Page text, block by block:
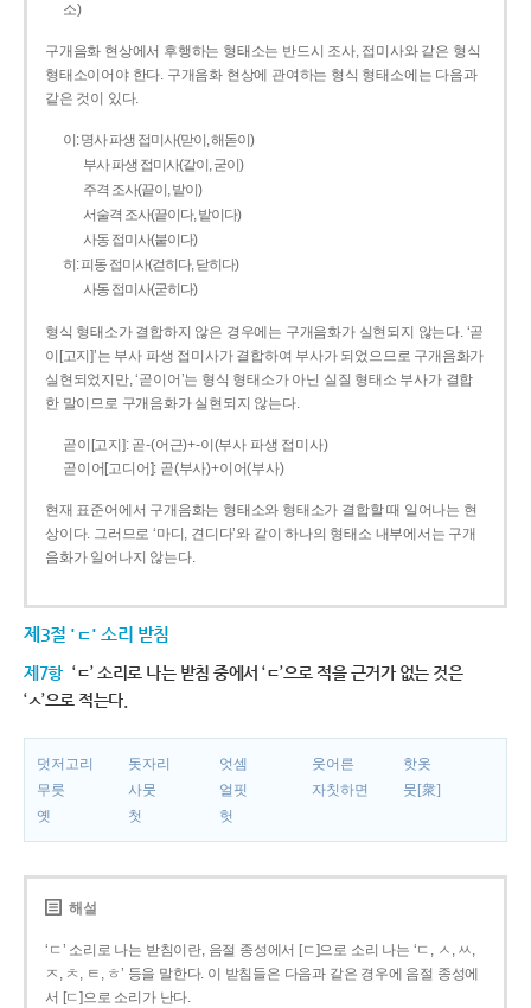
소)
구개음화 현상에서 후행하는 형태소는 반드시 조사, 접미사와 같은 형식
형태소이어야 한다. 구개음화 현상에 관여하는 형식 형태소에는 다음과
같은 것이 있다.
이: 명사 파생 접미사(맏이, 해돋이)
부사 파생 접미사(같이, 굳이)
주격 조사(끝이, 밭이)
서술격 조사(끝이다, 밭이다)
사동 접미사(붙이다)
히: 피동 접미사(걷히다, 닫히다)
사동 접미사(굳히다)
형식 형태소가 결합하지 않은 경우에는 구개음화가 실현되지 않는다. ‘곧
이[고지]’는 부사 파생 접미사가 결합하여 부사가 되었으므로 구개음화가
실현되었지만, ‘곧이어’는 형식 형태소가 아닌 실질 형태소 부사가 결합
한 말이므로 구개음화가 실현되지 않는다.
곧이[고지]: 곧-­(어근)+­-이(부사 파생 접미사)
곧이어[고디어]: 곧(부사)+이어(부사)
현재 표준어에서 구개음화는 형태소와 형태소가 결합할 때 일어나는 현
상이다. 그러므로 ‘마디, 견디다’와 같이 하나의 형태소 내부에서는 구개
음화가 일어나지 않는다.
제3절 'ㄷ' 소리 받침
제7항 ‘ㄷ’ 소리로 나는 받침 중에서 ‘ㄷ’으로 적을 근거가 없는 것은
‘ㅅ’으로 적는다.
덧저고리 돗자리 엇셈 웃어른
핫옷
무릇
사뭇 얼핏 자칫하면
뭇[衆]
옛
첫 헛
해설
‘ㄷ’ 소리로 나는 받침이란, 음절 종성에서 [ㄷ]으로 소리 나는 ‘ㄷ, ㅅ, ㅆ,
ㅈ, ㅊ, ㅌ, ㅎ’ 등을 말한다. 이 받침들은 다음과 같은 경우에 음절 종성에
서 [ㄷ]으로 소리가 난다.